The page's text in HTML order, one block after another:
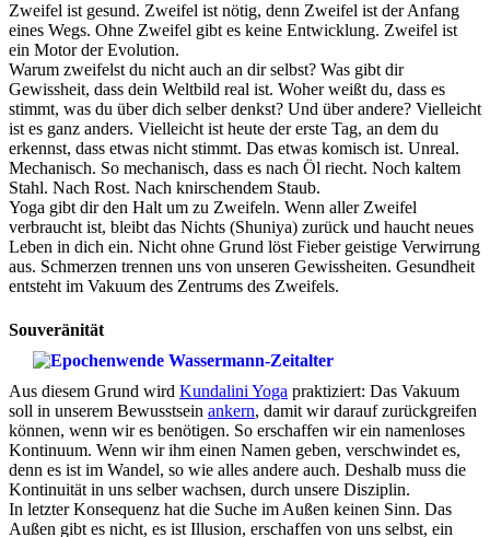
Zweifel ist gesund. Zweifel ist nötig, denn Zweifel ist der Anfang
eines Wegs. Ohne Zweifel gibt es keine Entwicklung. Zweifel ist
ein Motor der Evolution.
Warum zweifelst du nicht auch an dir selbst? Was gibt dir
Gewissheit, dass dein Weltbild real ist. Woher weißt du, dass es
stimmt, was du über dich selber denkst? Und über andere? Vielleicht
ist es ganz anders. Vielleicht ist heute der erste Tag, an dem du
erkennst, dass etwas nicht stimmt. Das etwas komisch ist. Unreal.
Mechanisch. So mechanisch, dass es nach Öl riecht. Noch kaltem
Stahl. Nach Rost. Nach knirschendem Staub.
Yoga gibt dir den Halt um zu Zweifeln. Wenn aller Zweifel
verbraucht ist, bleibt das Nichts (Shuniya) zurück und haucht neues
Leben in dich ein. Nicht ohne Grund löst Fieber geistige Verwirrung
aus. Schmerzen trennen uns von unseren Gewissheiten. Gesundheit
entsteht im Vakuum des Zentrums des Zweifels.
Souveränität
Aus diesem Grund wird Kundalini Yoga praktiziert: Das Vakuum
soll in unserem Bewusstsein ankern, damit wir darauf zurückgreifen
können, wenn wir es benötigen. So erschaffen wir ein namenloses
Kontinuum. Wenn wir ihm einen Namen geben, verschwindet es,
denn es ist im Wandel, so wie alles andere auch. Deshalb muss die
Kontinuität in uns selber wachsen, durch unsere Disziplin.
In letzter Konsequenz hat die Suche im Außen keinen Sinn. Das
Außen gibt es nicht, es ist Illusion, erschaffen von uns selbst, ein